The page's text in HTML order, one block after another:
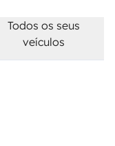
Todos os seus
veículos